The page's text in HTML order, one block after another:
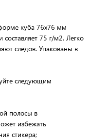
куба 76х76 мм
составляет 75 г/м2. Легко
следов. Упакованы в
следующим
полосы в
избежать
стикера;